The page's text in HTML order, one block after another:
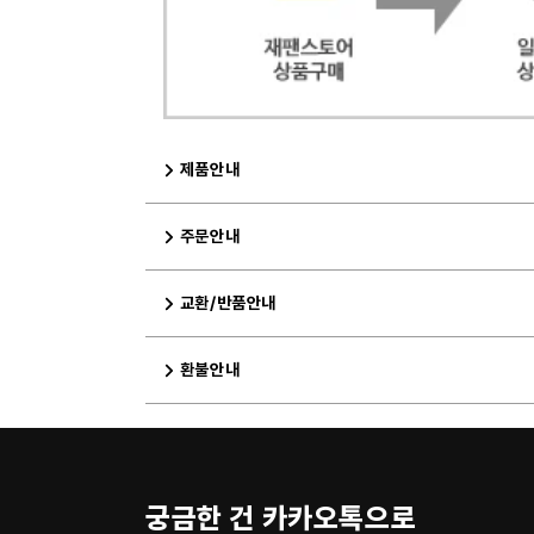
제품안내
주문안내
교환/반품안내
환불안내
궁금한 건 카카오톡으로